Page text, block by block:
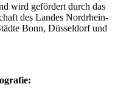
wird gefördert durch das
des Landes Nordrhein-
Bonn, Düsseldorf und